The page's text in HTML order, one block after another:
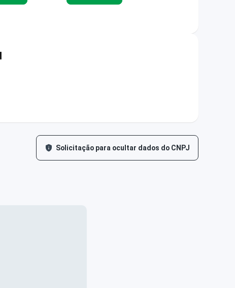
Solicitação para ocultar dados do CNPJ